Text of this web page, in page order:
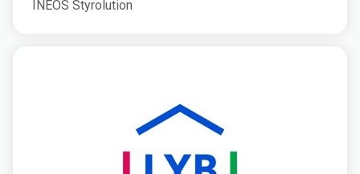
INEOS Styrolution